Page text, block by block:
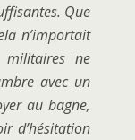
Que
n’importait
militaires ne
avec un
au bagne,
d’hésitation